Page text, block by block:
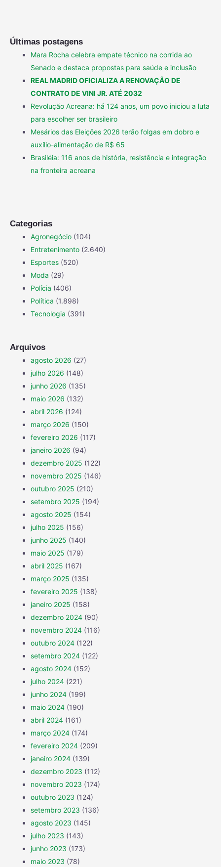
Últimas postagens
Mara Rocha celebra empate técnico na corrida ao
Senado e destaca propostas para saúde e inclusão
REAL MADRID OFICIALIZA A RENOVAÇÃO DE
CONTRATO DE VINI JR. ATÉ 2032
Revolução Acreana: há 124 anos, um povo iniciou a luta
para escolher ser brasileiro
Mesários das Eleições 2026 terão folgas em dobro e
auxílio-alimentação de R$ 65
Brasiléia: 116 anos de história, resistência e integração
na fronteira acreana
Categorias
Agronegócio (104)
Entretenimento (2.640)
Esportes (520)
Moda (29)
Polícia (406)
Política (1.898)
Tecnologia (391)
Arquivos
agosto 2026 (27)
julho 2026 (148)
junho 2026 (135)
maio 2026 (132)
abril 2026 (124)
março 2026 (150)
fevereiro 2026 (117)
janeiro 2026 (94)
dezembro 2025 (122)
novembro 2025 (146)
outubro 2025 (210)
setembro 2025 (194)
agosto 2025 (154)
julho 2025 (156)
junho 2025 (140)
maio 2025 (179)
abril 2025 (167)
março 2025 (135)
fevereiro 2025 (138)
janeiro 2025 (158)
dezembro 2024 (90)
novembro 2024 (116)
outubro 2024 (122)
setembro 2024 (122)
agosto 2024 (152)
julho 2024 (221)
junho 2024 (199)
maio 2024 (190)
abril 2024 (161)
março 2024 (174)
fevereiro 2024 (209)
janeiro 2024 (139)
dezembro 2023 (112)
novembro 2023 (174)
outubro 2023 (124)
setembro 2023 (136)
agosto 2023 (145)
julho 2023 (143)
junho 2023 (173)
maio 2023 (78)